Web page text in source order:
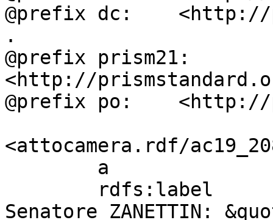
@prefix dc:    <http://
.
@prefix prism21:
<http://
@prefix po:
<attocamera.rdf/
Senatore ZANETTIN: